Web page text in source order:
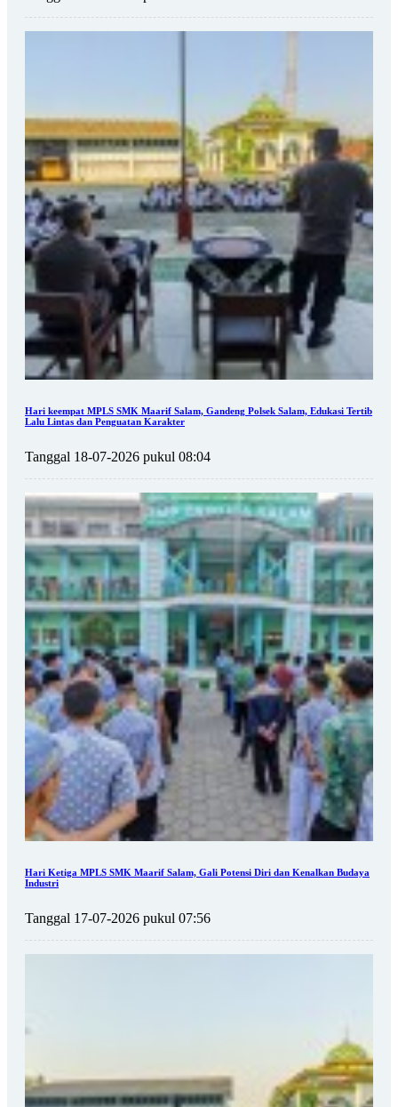
Hari keempat MPLS SMK Maarif Salam, Gandeng Polsek Salam, Edukasi Tertib
Lalu Lintas dan Penguatan Karakter
Tanggal 18-07-2026 pukul 08:04
Hari Ketiga MPLS SMK Maarif Salam, Gali Potensi Diri dan Kenalkan Budaya
Industri
Tanggal 17-07-2026 pukul 07:56